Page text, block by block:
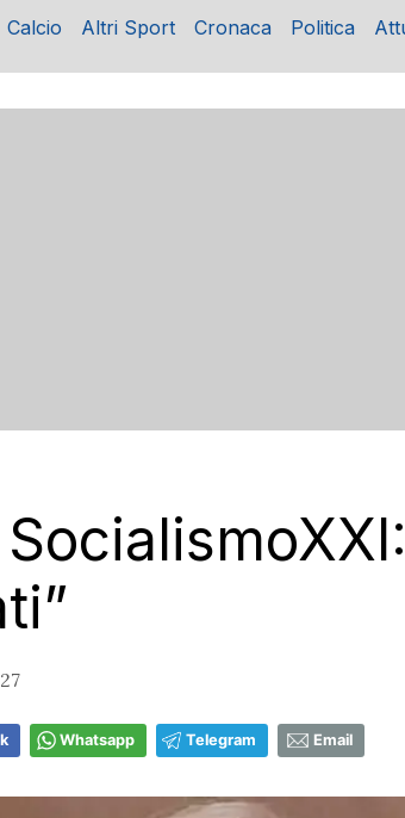
Calcio Altri Sport Cronaca Politica
Whatsapp Telegram Email